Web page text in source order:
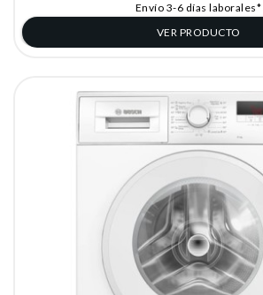
Envío 3-6 días laborales*
VER PRODUCTO